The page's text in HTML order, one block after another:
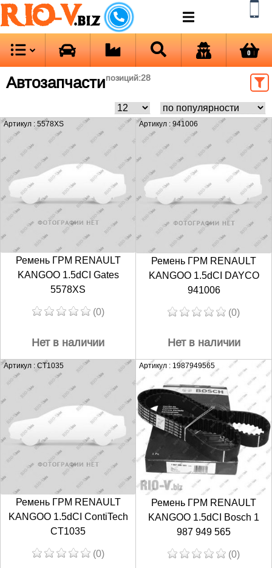
RIO-V.biz
0
Автозапчастипозиций:28
Артикул : 5578XS
Ремень ГРМ RENAULT
KANGOO 1.5dCI Gates
5578XS
(0)
Нет в наличии
Артикул : 941006
Ремень ГРМ RENAULT
KANGOO 1.5dCI DAYCO
941006
(0)
Нет в наличии
Артикул : CT1035
Ремень ГРМ RENAULT
KANGOO 1.5dCI ContiTech
CT1035
(0)
Артикул : 1987949565
Ремень ГРМ RENAULT
KANGOO 1.5dCI Bosch 1
987 949 565
(0)